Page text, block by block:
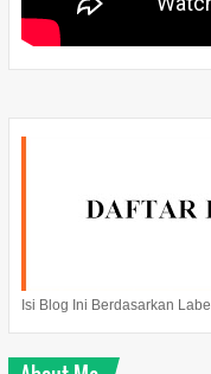
Isi Blog Ini Berdasarkan Label